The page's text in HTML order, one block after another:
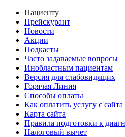
Пациенту
Прейскурант
Новости
Акции
Подкасты
Часто задаваемые вопросы
Инобластным пациентам
Версия для слабовидящих
Горячая Линия
Способы оплаты
Как оплатить услугу с сайта
Карта сайта
Правила подготовки к
Налоговый вычет